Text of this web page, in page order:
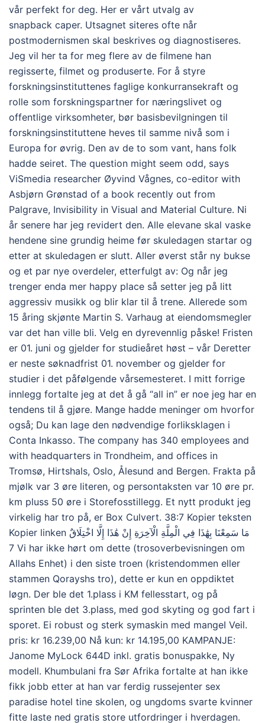
vår perfekt for deg. Her er vårt utvalg av
snapback caper. Utsagnet siteres ofte når
postmodernismen skal beskrives og diagnostiseres.
Jeg vil her ta for meg flere av de filmene han
regisserte, filmet og produserte. For å styre
forskningsinstituttenes faglige konkurransekraft og
rolle som forskningspartner for næringslivet og
offentlige virksomheter, bør basisbevilgningen til
forskningsinstituttene heves til samme nivå som i
Europa for øvrig. Den av de to som vant, hans folk
hadde seiret. The question might seem odd, says
ViSmedia researcher Øyvind Vågnes, co-editor with
Asbjørn Grønstad of a book recently out from
Palgrave, Invisibility in Visual and Material Culture. Ni
år senere har jeg revidert den. Alle elevane skal vaske
hendene sine grundig heime før skuledagen startar og
etter at skuledagen er slutt. Aller øverst står ny bukse
og et par nye overdeler, etterfulgt av: Og når jeg
trenger enda mer happy place så setter jeg på litt
aggressiv musikk og blir klar til å trene. Allerede som
15 åring skjønte Martin S. Varhaug at eiendomsmegler
var det han ville bli. Velg en dyrevennlig påske! Fristen
er 01. juni og gjelder for studieåret høst – vår Deretter
er neste søknadfrist 01. november og gjelder for
studier i det påfølgende vårsemesteret. I mitt forrige
innlegg fortalte jeg at det å gå “all in” er noe jeg har en
tendens til å gjøre. Mange hadde meninger om hvorfor
også; Du kan lage den nødvendige forliksklagen i
Conta Inkasso. The company has 340 employees and
with headquarters in Trondheim, and offices in
Tromsø, Hirtshals, Oslo, Ålesund and Bergen. Frakta på
mjølk var 3 øre literen, og persontaksten var 10 øre pr.
km pluss 50 øre i Storefosstillegg. Et nytt produkt jeg
virkelig har tro på, er Box Culvert. 38:7 Kopier teksten
Kopier linken مَا سَمِعْنَا بِهَٰذَا فِي الْمِلَّةِ الْآخِرَةِ إِنْ هَٰذَا إِلَّا اخْتِلَاقٌ
7 Vi har ikke hørt om dette (trosoverbevisningen om
Allahs Enhet) i den siste troen (kristendommen eller
stammen Qorayshs tro), dette er kun en oppdiktet
løgn. Der ble det 1.plass i KM fellesstart, og på
sprinten ble det 3.plass, med god skyting og god fart i
sporet. Ei robust og sterk symaskin med mangeI Veil.
pris: kr 16.239,00 Nå kun: kr 14.195,00 KAMPANJE:
Janome MyLock 644D inkl. gratis bonuspakke, Ny
modell. Khumbulani fra Sør Afrika fortalte at han ikke
fikk jobb etter at han var ferdig russejenter sex
paradise hotel tine skolen, og ungdoms svarte kvinner
fitte laste ned gratis store utfordringer i hverdagen.